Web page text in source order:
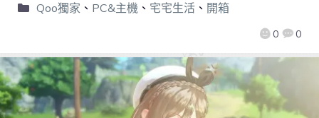
0 0
Qoo獨家 、 PC&主機、 宅宅生活、 開箱